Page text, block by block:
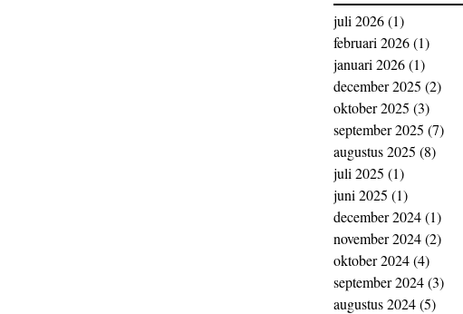
juli 2026(1)
februari 2026(1)
januari 2026(1)
december 2025 (2)
oktober 2025 (3)
september 2025 (7)
augustus 2025 (8)
juli 2025 (1)
juni 2025 (1)
december 2024(1)
november 2024(2)
oktober 2024(4)
september 2024(3)
augustus 2024(5)